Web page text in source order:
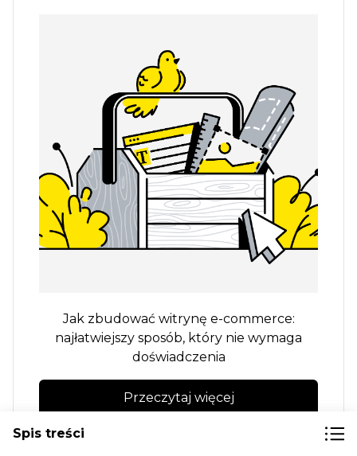
Jak zbudować witrynę e-commerce:
najłatwiejszy sposób, który nie wymaga
doświadczenia
Przeczytaj więcej
Spis treści